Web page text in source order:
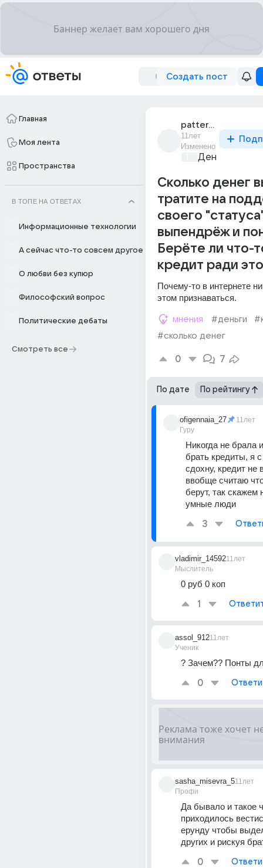
Создать пост
Главная
Моя лента
Пространства
В ТОПЕ НА ОТВЕТАХ
Информационные технологии
А сейчас что-то совсем другое
О любви без купюр
Философский вопрос
Политические дебаты
Смотреть все
pattern_debugger
11лет
Изменено
Деньги
Сколько денег
тратите на
своего
выпендрёж и
Берёте ли что-
кредит ради
Почему-то в интернете
этом признаваться.
мнения #деньги
#сколько денег
0 7
По дате По рейтингу
ofigennaia_27
Гуру
11лет
Никогда не брала
брать кредиты, я
сдохну, кредит не
ввобще считаю
берут, так скажем
умные люди
3
vladimir_14592
Мыслитель
11лет
0 руб 0 коп
1
assol_912
Ученик
11лет
? Зачем?? Понты
0
sasha_misevra_5
Профи
11лет
Да бывало и такое
приходилось
ерунду чтобы
других и рискуя
0